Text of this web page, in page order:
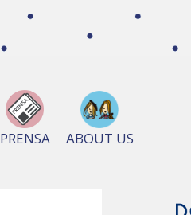
PRENSA ABOUT US